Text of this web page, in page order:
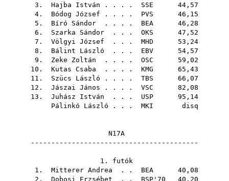
3. Hajba István . . . . SSE 44,57
4. Bódog József . . . . PVS 46,15
5. Bíró Sándor . . . . BEA 46,28
6. Szarka Sándor . . . OKS 47,52
7. Völgyi József . . . MHD 53,24
8. Bálint László . . . EBV 54,57
9. Zeke Zoltán . . . . OSC 59,02
10. Kutas Csaba . . . . KMG 65,43
11. Szücs László . . . . TBS 66,07
12. Jászai János . . . . VSC 82,08
13. Juhász István . . . USP 95,14
Pálinkó László . . . MKI disq
N17A
-----------------------------------------
1. futók
1. Mitterer Andrea . . BEA 40,08
2. Dobosi Erzsébet . . BSP'70 40,20